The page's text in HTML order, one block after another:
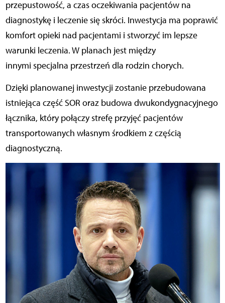
przepustowość, a czas oczekiwania pacjentów na
diagnostykę i leczenie się skróci. Inwestycja ma poprawić
komfort opieki nad pacjentami i stworzyć im lepsze
warunki leczenia. W planach jest między
innymi specjalna przestrzeń dla rodzin chorych.
Dzięki planowanej inwestycji zostanie przebudowana
istniejąca część SOR oraz budowa dwukondygnacyjnego
łącznika, który połączy strefę przyjęć pacjentów
transportowanych własnym środkiem z częścią
diagnostyczną.